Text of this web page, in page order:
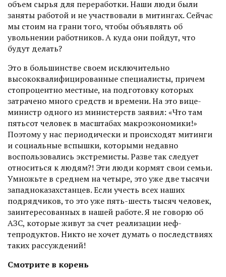
объем сырья для переработки. Наши люди были
заняты работой и не участвовали в митингах. Сейчас
мы стоим на грани того, чтобы объявлять об
увольнении работников. А куда они пойдут, что
будут делать?
Это в большинстве своем исклю­чительно
высококвалифицированные специалисты, причем
стопроцентно местные, на подготовку которых
затрачено много средств и времени. На это вице-
министр одного из минис­терств заявил: «Что там
пятьсот человек в масштабах макроэкономики!»
Поэтому у нас периодически и происходят митинги
и социальные вспышки, которыми недавно
воспользовались экстремисты. Разве так следует
относиться к людям?! Эти люди кормят свои семьи.
Умножьте в среднем на четыре, это уже две тысячи
западноказахстанцев. Если учесть всех наших
подрядчиков, то это уже пять-шесть тысяч человек,
заинтересованных в нашей работе. Я не говорю об
АЗС, которые живут за счет реализации неф­
тепродуктов. Никто не хочет думать о последствиях
таких рассуждений!
Смотрите в корень